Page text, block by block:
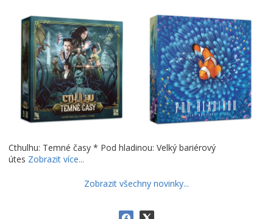
Cthulhu: Temné časy * Pod hladinou: Velký bariérový
útes Zobrazit více...
Zobrazit všechny novinky...